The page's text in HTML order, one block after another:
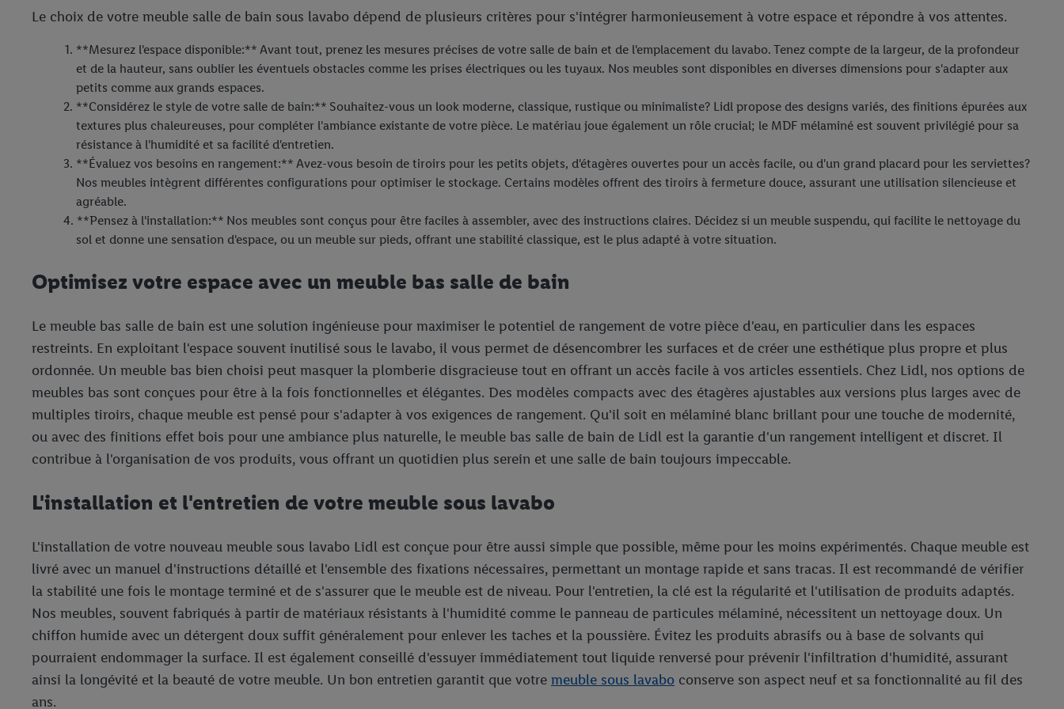
Le choix de votre meuble salle de bain sous lavabo dépend de plusieurs critères pour s'intégrer harmonieusement à votre espace et répondre à vos attentes.
**Mesurez l'espace disponible:** Avant tout, prenez les mesures précises de votre salle de bain et de l'emplacement du lavabo. Tenez compte de la largeur, de la profondeur
et de la hauteur, sans oublier les éventuels obstacles comme les prises électriques ou les tuyaux. Nos meubles sont disponibles en diverses dimensions pour s'adapter aux
petits comme aux grands espaces.
**Considérez le style de votre salle de bain:** Souhaitez-vous un look moderne, classique, rustique ou minimaliste? Lidl propose des designs variés, des finitions épurées aux
textures plus chaleureuses, pour compléter l'ambiance existante de votre pièce. Le matériau joue également un rôle crucial; le MDF mélaminé est souvent privilégié pour sa
résistance à l'humidité et sa facilité d'entretien.
**Évaluez vos besoins en rangement:** Avez-vous besoin de tiroirs pour les petits objets, d'étagères ouvertes pour un accès facile, ou d'un grand placard pour les serviettes?
Nos meubles intègrent différentes configurations pour optimiser le stockage. Certains modèles offrent des tiroirs à fermeture douce, assurant une utilisation silencieuse et
agréable.
**Pensez à l'installation:** Nos meubles sont conçus pour être faciles à assembler, avec des instructions claires. Décidez si un meuble suspendu, qui facilite le nettoyage du
sol et donne une sensation d'espace, ou un meuble sur pieds, offrant une stabilité classique, est le plus adapté à votre situation.
Optimisez votre espace avec un meuble bas salle de bain
Le meuble bas salle de bain est une solution ingénieuse pour maximiser le potentiel de rangement de votre pièce d'eau, en particulier dans les espaces
restreints. En exploitant l'espace souvent inutilisé sous le lavabo, il vous permet de désencombrer les surfaces et de créer une esthétique plus propre et plus
ordonnée. Un meuble bas bien choisi peut masquer la plomberie disgracieuse tout en offrant un accès facile à vos articles essentiels. Chez Lidl, nos options de
meubles bas sont conçues pour être à la fois fonctionnelles et élégantes. Des modèles compacts avec des étagères ajustables aux versions plus larges avec de
multiples tiroirs, chaque meuble est pensé pour s'adapter à vos exigences de rangement. Qu'il soit en mélaminé blanc brillant pour une touche de modernité,
ou avec des finitions effet bois pour une ambiance plus naturelle, le meuble bas salle de bain de Lidl est la garantie d'un rangement intelligent et discret. Il
contribue à l'organisation de vos produits, vous offrant un quotidien plus serein et une salle de bain toujours impeccable.
L'installation et l'entretien de votre meuble sous lavabo
L'installation de votre nouveau meuble sous lavabo Lidl est conçue pour être aussi simple que possible, même pour les moins expérimentés. Chaque meuble est
livré avec un manuel d'instructions détaillé et l'ensemble des fixations nécessaires, permettant un montage rapide et sans tracas. Il est recommandé de vérifier
la stabilité une fois le montage terminé et de s'assurer que le meuble est de niveau. Pour l'entretien, la clé est la régularité et l'utilisation de produits adaptés.
Nos meubles, souvent fabriqués à partir de matériaux résistants à l'humidité comme le panneau de particules mélaminé, nécessitent un nettoyage doux. Un
chiffon humide avec un détergent doux suffit généralement pour enlever les taches et la poussière. Évitez les produits abrasifs ou à base de solvants qui
pourraient endommager la surface. Il est également conseillé d'essuyer immédiatement tout liquide renversé pour prévenir l'infiltration d'humidité, assurant
ainsi la longévité et la beauté de votre meuble. Un bon entretien garantit que votre meuble sous lavabo conserve son aspect neuf et sa fonctionnalité au fil des
ans.